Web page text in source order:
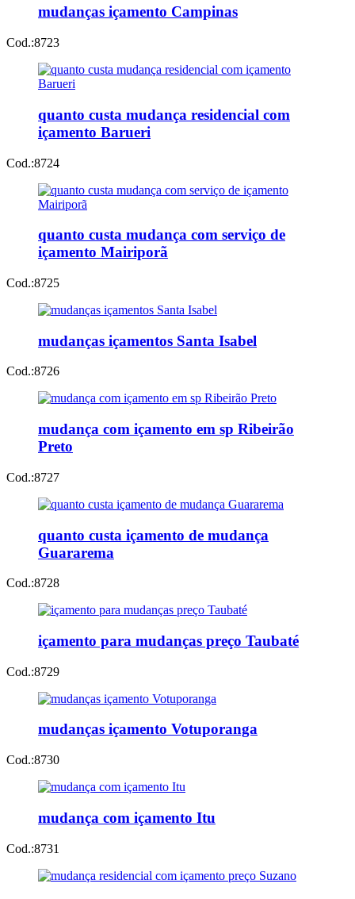
mudanças içamento Campinas
Cod.:8723
quanto custa mudança residencial com
içamento Barueri
Cod.:8724
quanto custa mudança com serviço de
içamento Mairiporã
Cod.:8725
mudanças içamentos Santa Isabel
Cod.:8726
mudança com içamento em sp Ribeirão
Preto
Cod.:8727
quanto custa içamento de mudança
Guararema
Cod.:8728
içamento para mudanças preço Taubaté
Cod.:8729
mudanças içamento Votuporanga
Cod.:8730
mudança com içamento Itu
Cod.:8731